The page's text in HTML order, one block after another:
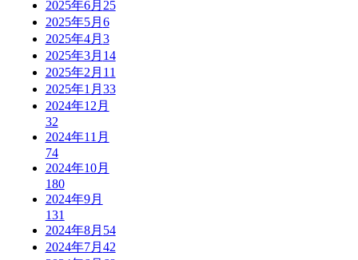
2025年6月 25
2025年5月 6
2025年4月 3
2025年3月 14
2025年2月 11
2025年1月 33
2024年12月
32
2024年11月
74
2024年10月
180
2024年9月
131
2024年8月 54
2024年7月 42